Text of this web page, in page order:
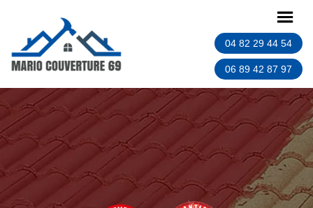
04 82 29 44 54
06 89 42 87 97